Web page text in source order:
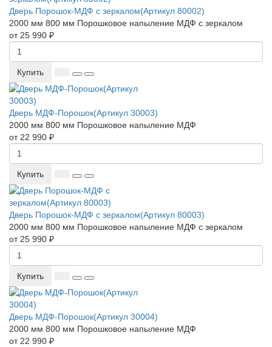
Дверь Порошок-МДФ с зеркалом(Артикул 80002)
2000 мм 800 мм Порошковое напыление МДФ с зеркалом
от 25 990 ₽
Купить
Дверь МДФ-Порошок(Артикул 30003)
2000 мм 800 мм Порошковое напыление МДФ
от 22 990 ₽
Купить
Дверь Порошок-МДФ с зеркалом(Артикул 80003)
2000 мм 800 мм Порошковое напыление МДФ с зеркалом
от 25 990 ₽
Купить
Дверь МДФ-Порошок(Артикул 30004)
2000 мм 800 мм Порошковое напыление МДФ
от 22 990 ₽